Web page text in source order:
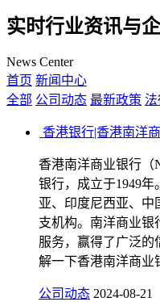
实时行业资讯与
News Center
首页 新闻中心
全部 公司动态 最新政策 法
香港银行|香港南洋
香港南洋商业银行（
银行，成立于1949
亚、印度尼西亚、中
支机构。南洋商业银
服务，赢得了广泛的
解一下香港南洋商业
公司动态 2024-08-21